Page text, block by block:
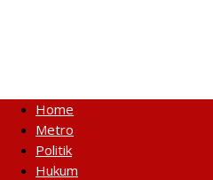
Home
Metro
Politik
Hukum